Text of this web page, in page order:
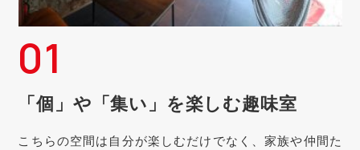
01
「個」や「集い」を楽しむ趣味室
こちらの空間は自分が楽しむだけでなく、家族や仲間た